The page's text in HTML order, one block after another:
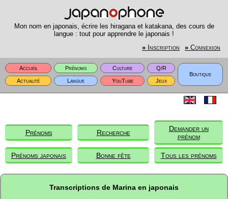
Mon nom en japonais, écrire les hiragana et katakana, des cours de
langue : tout pour apprendre le japonais !
» Inscription » Connexion
Accueil Prénoms Culture
Q/R
Boutique
Actualité
Langue YouTube Jeux
Prénoms Recherche
Demander un
prénom
Prénoms japonais Bonne fête Tous les prénoms
Transcriptions de Marina en japonais